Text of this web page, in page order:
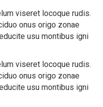
viseret locoque rudis.
onus origo zonae
usu montibus igni
viseret locoque rudis.
onus origo zonae
usu montibus igni